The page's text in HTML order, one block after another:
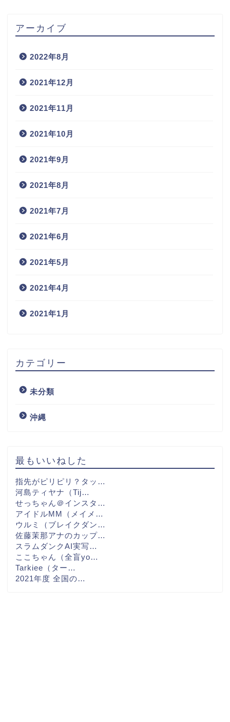
アーカイブ
2022年8月
2021年12月
2021年11月
2021年10月
2021年9月
2021年8月
2021年7月
2021年6月
2021年5月
2021年4月
2021年1月
カテゴリー
未分類
沖縄
最もいいねした
指先がピリピリ？タッ…
河島ティヤナ（Tij…
せっちゃん＠インスタ…
アイドルMM（メイメ…
ウルミ（ブレイクダン…
佐藤茉那アナのカップ…
スラムダンクAI実写…
ここちゃん（全盲yo…
Tarkiee（ター…
2021年度 全国の…